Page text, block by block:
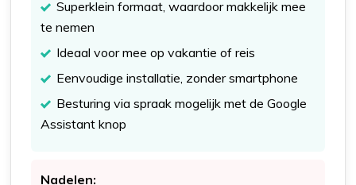
Superklein formaat, waardoor makkelijk mee
te nemen
Ideaal voor mee op vakantie of reis
Eenvoudige installatie, zonder smartphone
Besturing via spraak mogelijk met de Google
Assistant knop
Nadelen: